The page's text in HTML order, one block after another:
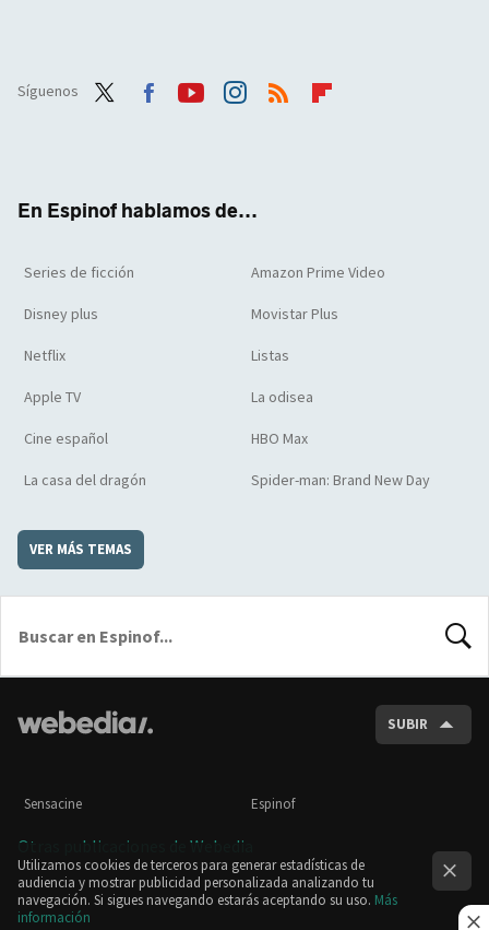
Síguenos
En Espinof hablamos de...
Series de ficción Amazon Prime Video
Disney plus Movistar Plus
Netflix Listas
Apple TV La odisea
Cine español HBO Max
La casa del dragón Spider-man: Brand New Day
VER MÁS TEMAS
SUBIR
Sensacine Espinof
Otras publicaciones de Webedia
Utilizamos cookies de terceros para generar estadísticas de
audiencia y mostrar publicidad personalizada analizando tu
navegación. Si sigues navegando estarás aceptando su uso. Más
información